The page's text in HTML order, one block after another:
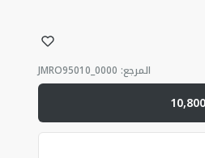
المرجع:
JMRO95010_0000